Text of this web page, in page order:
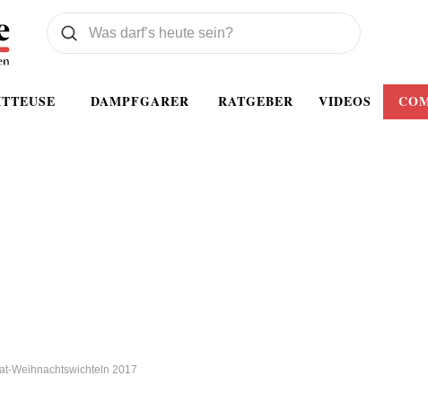
DAMPFGARER RATGEBER VIDEOS
Was wollen Sie suchen
Suchen
Weihnachtswichteln 2017